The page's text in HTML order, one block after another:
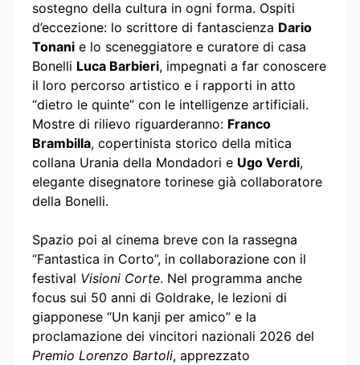
sostegno della cultura in ogni forma. Ospiti
d’eccezione: lo scrittore di fantascienza Dario
Tonani e lo sceneggiatore e curatore di casa
Bonelli Luca Barbieri, impegnati a far conoscere
il loro percorso artistico e i rapporti in atto
“dietro le quinte” con le intelligenze artificiali.
Mostre di rilievo riguarderanno: Franco
Brambilla, copertinista storico della mitica
collana Urania della Mondadori e Ugo Verdi,
elegante disegnatore torinese già collaboratore
della Bonelli.
Spazio poi al cinema breve con la rassegna
“Fantastica in Corto”, in collaborazione con il
festival Visioni Corte. Nel programma anche
focus sui 50 anni di Goldrake, le lezioni di
giapponese “Un kanji per amico” e la
proclamazione dei vincitori nazionali 2026 del
Premio Lorenzo Bartoli, apprezzato